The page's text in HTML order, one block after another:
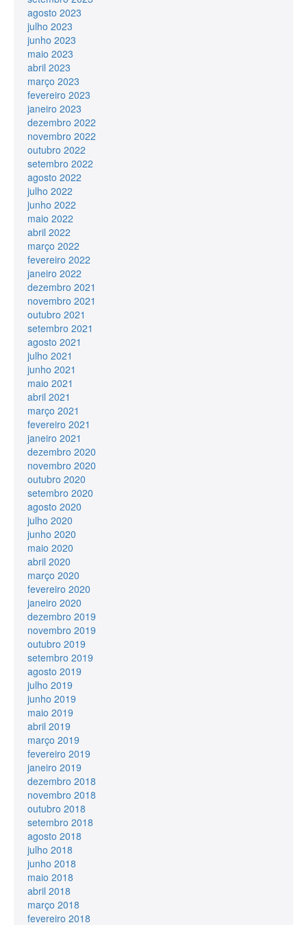
agosto 2023
julho 2023
junho 2023
maio 2023
abril 2023
março 2023
fevereiro 2023
janeiro 2023
dezembro 2022
novembro 2022
outubro 2022
setembro 2022
agosto 2022
julho 2022
junho 2022
maio 2022
abril 2022
março 2022
fevereiro 2022
janeiro 2022
dezembro 2021
novembro 2021
outubro 2021
setembro 2021
agosto 2021
julho 2021
junho 2021
maio 2021
abril 2021
março 2021
fevereiro 2021
janeiro 2021
dezembro 2020
novembro 2020
outubro 2020
setembro 2020
agosto 2020
julho 2020
junho 2020
maio 2020
abril 2020
março 2020
fevereiro 2020
janeiro 2020
dezembro 2019
novembro 2019
outubro 2019
setembro 2019
agosto 2019
julho 2019
junho 2019
maio 2019
abril 2019
março 2019
fevereiro 2019
janeiro 2019
dezembro 2018
novembro 2018
outubro 2018
setembro 2018
agosto 2018
julho 2018
junho 2018
maio 2018
abril 2018
março 2018
fevereiro 2018